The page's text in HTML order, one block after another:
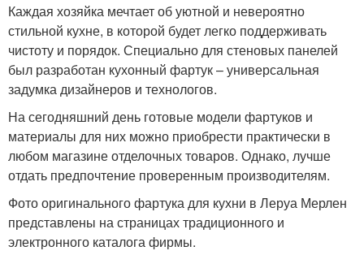
Каждая хозяйка мечтает об уютной и невероятно
стильной кухне, в которой будет легко поддерживать
чистоту и порядок. Специально для стеновых панелей
был разработан кухонный фартук – универсальная
задумка дизайнеров и технологов.
На сегодняшний день готовые модели фартуков и
материалы для них можно приобрести практически в
любом магазине отделочных товаров. Однако, лучше
отдать предпочтение проверенным производителям.
Фото оригинального фартука для кухни в Леруа Мерлен
представлены на страницах традиционного и
электронного каталога фирмы.